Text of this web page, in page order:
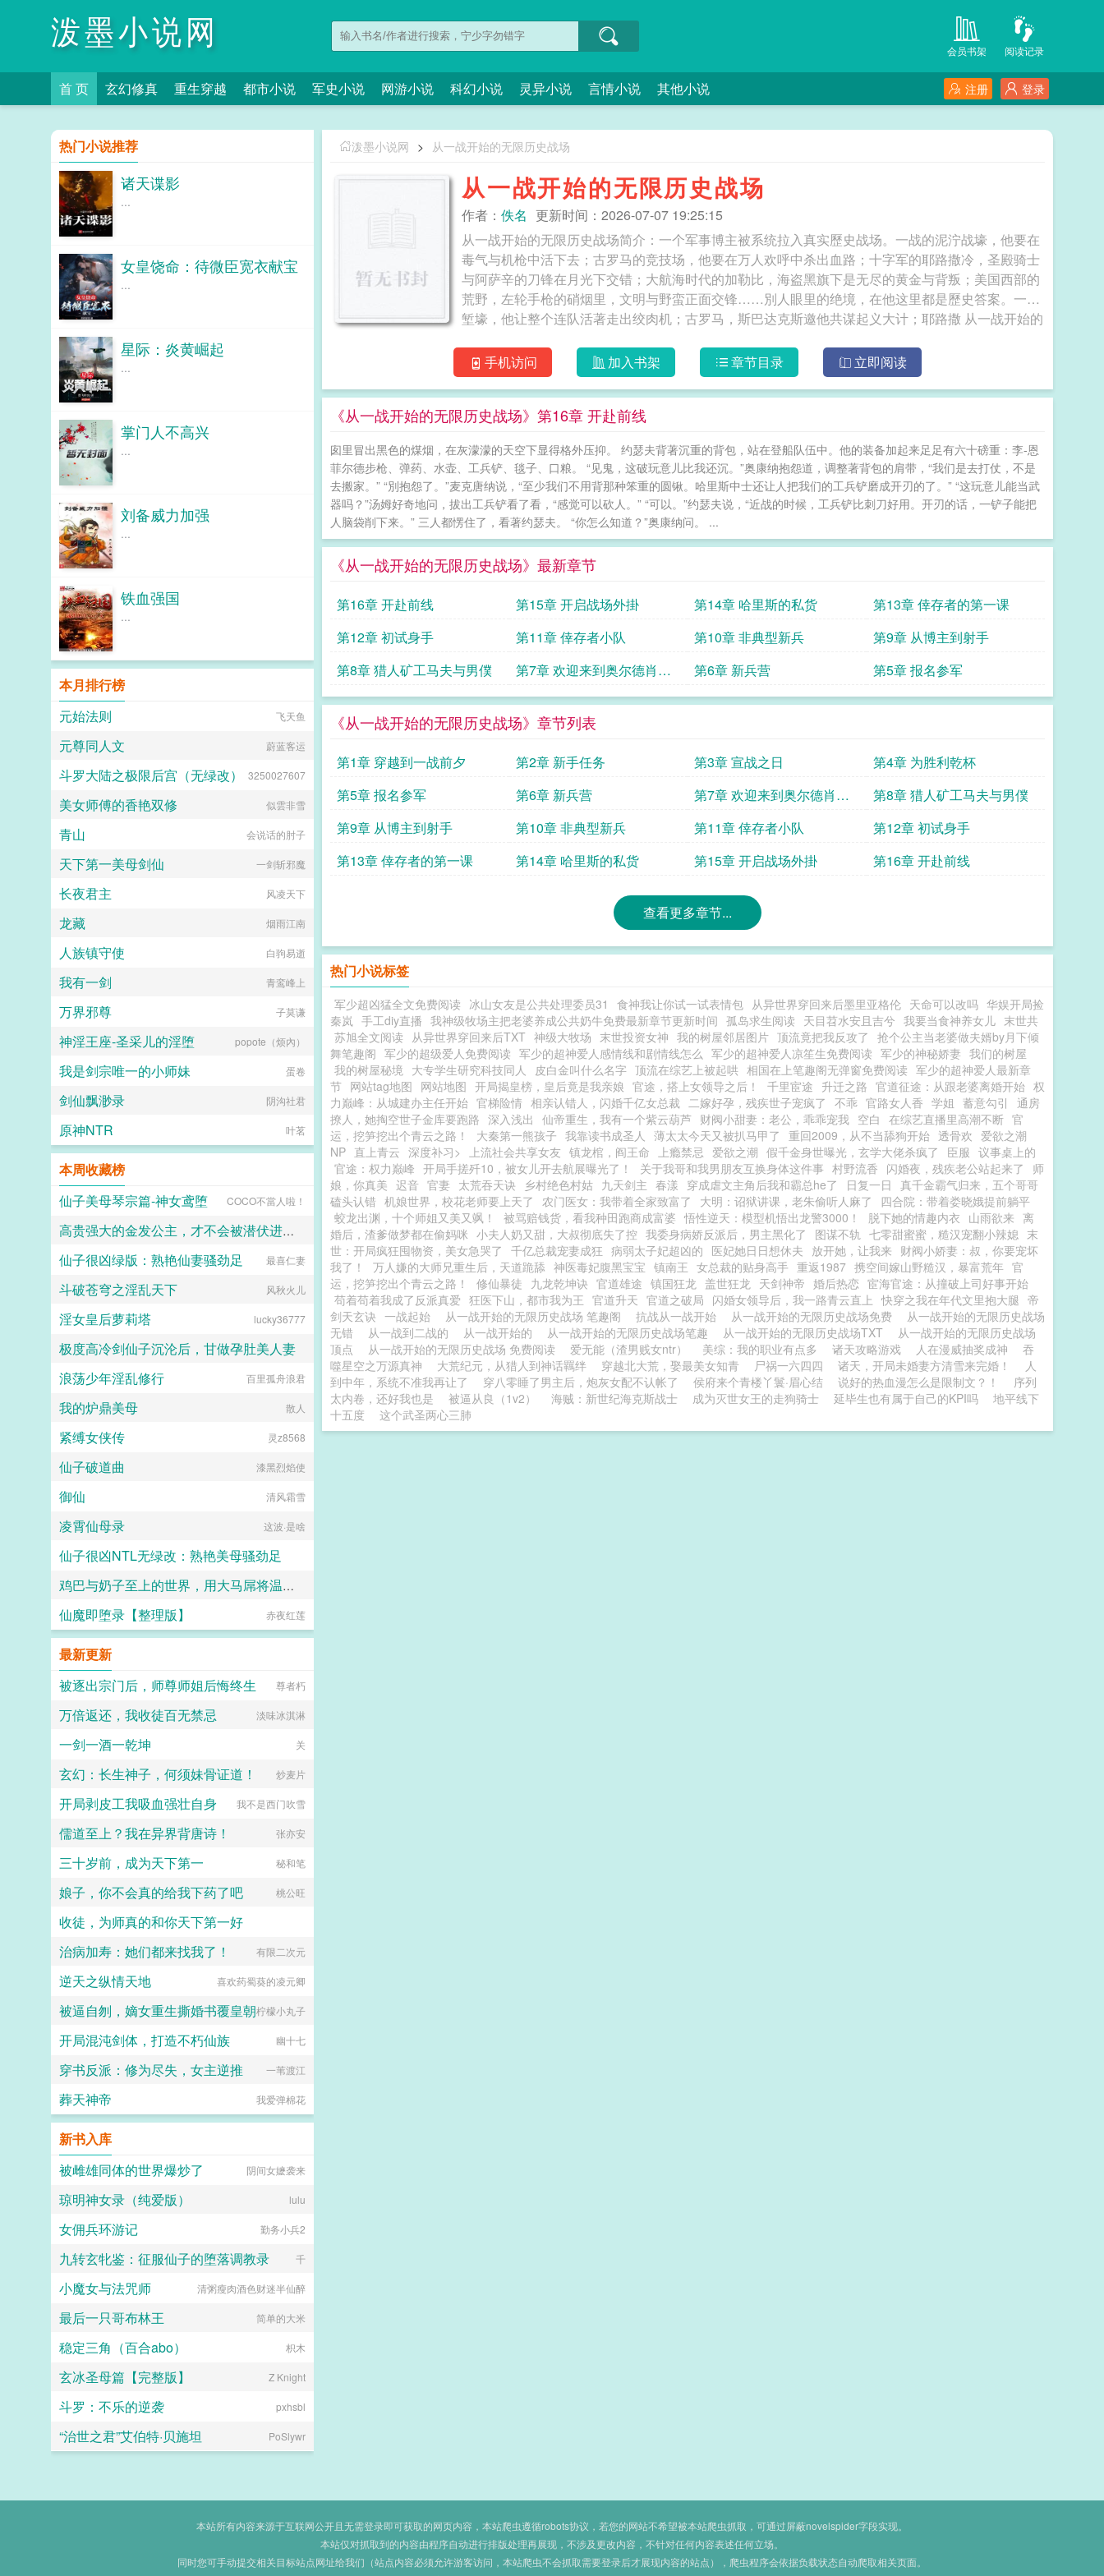
泼墨小说网 阅读记录
会员书架
首 页 玄幻修真 重生穿越 都市小说 军史小说 网游小说 科幻小说 灵异小说 言情小说 其他小说 登录
注册
泼墨小说网 > 从一战开始的无限历史战场
从一战开始的无限历史战场
作者： 佚名 更新时间：2026-07-07 19:25:15
从一战开始的无限历史战场简介：一个军事博主被系统拉入真实歷史战场。一战的泥泞战壕，他要在
毒气与机枪中活下去；古罗马的竞技场，他要在万人欢呼中杀出血路；十字军的耶路撒冷，圣殿骑士
与阿萨辛的刀锋在月光下交错；大航海时代的加勒比，海盗黑旗下是无尽的黄金与背叛；美国西部的
荒野，左轮手枪的硝烟里，文明与野蛮正面交锋……別人眼里的绝境，在他这里都是歷史答案。一战
堑壕，他让整个连队活著走出绞肉机；古罗马，斯巴达克斯邀他共谋起义大计；耶路撒 从一战开始的
手机访问
加入书架 章节目录 立即阅读
《从一战开始的无限历史战场》第16章 开赴前线
囱里冒出黑色的煤烟，在灰濛濛的天空下显得格外压抑。 约瑟夫背著沉重的背包，站在登船队伍中。他的装备加起来足足有六十磅重：李-恩
菲尔德步枪、弹药、水壶、工兵铲、毯子、口粮。 “见鬼，这破玩意儿比我还沉。”奥康纳抱怨道，调整著背包的肩带，“我们是去打仗，不是
去搬家。” “別抱怨了。”麦克唐纳说，“至少我们不用背那种笨重的圆锹。哈里斯中士还让人把我们的工兵铲磨成开刃的了。” “这玩意儿能当武
器吗？”汤姆好奇地问，拔出工兵铲看了看，“感觉可以砍人。” “可以。”约瑟夫说，“近战的时候，工兵铲比刺刀好用。开刃的话，一铲子能把
人脑袋削下来。” 三人都愣住了，看著约瑟夫。 “你怎么知道？”奥康纳问。 ...
《从一战开始的无限历史战场》最新章节
第16章 开赴前线 第15章 开启战场外掛 第14章 哈里斯的私货
第13章 倖存者的第一课
第12章 初试身手
第11章 倖存者小队 第10章 非典型新兵
第9章 从博主到射手
第8章 猎人矿工马夫与男僕
第7章 欢迎来到奥尔德肖特
蛆虫们
第6章 新兵营 第5章 报名参军
《从一战开始的无限历史战场》章节列表
第1章 穿越到一战前夕 第2章 新手任务 第3章 宣战之日
第4章 为胜利乾杯
第5章 报名参军
第6章 新兵营
第7章 欢迎来到奥尔德肖特
蛆虫们
第8章 猎人矿工马夫与男僕
第9章 从博主到射手
第10章 非典型新兵 第11章 倖存者小队
第12章 初试身手
第13章 倖存者的第一课
第14章 哈里斯的私货 第15章 开启战场外掛 第16章 开赴前线
查看更多章节...
热门小说标签
军少超凶猛全文免费阅读 冰山女友是公共处理委员31 食神我让你试一试表情包 从异世界穿回来后墨里亚格伦 天命可以改吗 华娱开局捡
秦岚 手工diy直播 我神级牧场主把老婆养成公共奶牛免费最新章节更新时间 孤岛求生阅读 天目苕水安且吉兮 我要当食神养女儿 末世共
苏旭全文阅读 从异世界穿回来后TXT 神级大牧场 末世投资女神 我的树屋邻居图片 顶流竟把我反攻了 抢个公主当老婆做夫婿by月下倾
舞笔趣阁 军少的超级爱人免费阅读 军少的超神爱人感情线和剧情线怎么 军少的超神爱人凉笙生免费阅读 军少的神秘娇妻 我们的树屋
我的树屋秘境 大专学生研究科技同人 皮白金叫什么名字 顶流在综艺上被起哄 相国在上笔趣阁无弹窗免费阅读 军少的超神爱人最新章
节 网站tag地图 网站地图 开局揭皇榜，皇后竟是我亲娘 官途，搭上女领导之后！ 千里宦途 升迁之路 官道征途：从跟老婆离婚开始 权
力巅峰：从城建办主任开始 官梯险情 相亲认错人，闪婚千亿女总裁 二嫁好孕，残疾世子宠疯了 不乖 官路女人香 学姐 蓄意勾引
通房
撩人，她掏空世子金库要跑路 深入浅出 仙帝重生，我有一个紫云葫芦 财阀小甜妻：老公，乖乖宠我 空白 在综艺直播里高潮不断 官
运，挖笋挖出个青云之路！
大秦第一熊孩子 我靠读书成圣人 薄太太今天又被扒马甲了 重回2009，从不当舔狗开始 透骨欢 爱欲之潮
NP 直上青云 深度补习> 上流社会共享女友 镇龙棺，阎王命 上瘾禁忌 爱欲之潮 假千金身世曝光，玄学大佬杀疯了 臣服 议事桌上的
官途：权力巅峰 开局手搓歼10，被女儿开去航展曝光了！ 关于我哥和我男朋友互换身体这件事 村野流香 闪婚夜，残疾老公站起来了
师
娘，你真美 迟音 官妻 太荒吞天诀 乡村绝色村姑 九天剑主 春漾 穿成虐文主角后我和霸总he了 日复一日 真千金霸气归来，五个哥哥
磕头认错 机娘世界，校花老师要上天了 农门医女：我带着全家致富了 大明：诏狱讲课，老朱偷听人麻了
四合院：带着娄晓娥提前躺平
蛟龙出渊，十个师姐又美又飒！
被骂赔钱货，看我种田跑商成富婆 悟性逆天：模型机悟出龙警3000！ 脱下她的情趣内衣 山雨欲来 离
婚后，渣爹做梦都在偷妈咪 小夫人奶又甜，大叔彻底失了控 我委身病娇反派后，男主黑化了 图谋不轨 七零甜蜜蜜，糙汉宠翻小辣媳 末
世：开局疯狂囤物资，美女急哭了 千亿总裁宠妻成狂 病弱太子妃超凶的 医妃她日日想休夫 放开她，让我来 财阀小娇妻：叔，你要宠坏
我了！
万人嫌的大师兄重生后，天道跪舔 神医毒妃腹黑宝宝 镇南王 女总裁的贴身高手 重返1987 携空间嫁山野糙汉，暴富荒年 官
运，挖笋挖出个青云之路！
修仙暴徒 九龙乾坤诀 官道雄途 镇国狂龙 盖世狂龙 天剑神帝 婚后热恋 宦海官途：从撞破上司好事开始
苟着苟着我成了反派真爱 狂医下山，都市我为王 官道升天 官道之破局 闪婚女领导后，我一路青云直上 快穿之我在年代文里抱大腿 帝
剑天玄诀 一战起始 从一战开始的无限历史战场 笔趣阁 抗战从一战开始 从一战开始的无限历史战场免费
从一战开始的无限历史战场
无错
从一战到二战的 从一战开始的 从一战开始的无限历史战场笔趣 从一战开始的无限历史战场TXT
从一战开始的无限历史战场
顶点
从一战开始的无限历史战场 免费阅读 爱无能（渣男贱女ntr） 美综：我的职业有点多 诸天攻略游戏 人在漫威抽奖成神
吞
噬星空之万源真神
大荒纪元，从猎人到神话羈绊 穿越北大荒，娶最美女知青 尸祸一六四四 诸天，开局未婚妻方清雪来完婚！
人
到中年，系统不准我再让了
穿八零睡了男主后，炮灰女配不认帐了 侯府来个青楼丫鬟·眉心结 说好的热血漫怎么是限制文？！
序列
太内卷，还好我也是
被逼从良（1v2） 海贼：新世纪海克斯战士 成为灭世女王的走狗骑士 延毕生也有属于自己的KPI吗
地平线下
十五度
这个武圣两心三肺
热门小说推荐
诸天谍影
...
女皇饶命：待微臣宽衣献宝
...
星际：炎黄崛起
...
掌门人不高兴
...
刘备威力加强
...
铁血强国
...
本月排行榜
元始法则
飞天鱼
元尊同人文 蔚蓝客运
斗罗大陆之极限后宫（无绿改） 3250027607
美女师傅的香艳双修 似雲非雪
青山 会说话的肘子
天下第一美母剑仙 一剑斩邪魔
长夜君主 风凌天下
龙藏 烟雨江南
人族镇守使 白驹易逝
我有一剑 青鸾峰上
万界邪尊 子莫谦
神淫王座-圣采儿的淫堕 popote（烦內）
我是剑宗唯一的小师妹 蛋卷
剑仙飘渺录 阴沟社君
原神NTR 叶茗
本周收藏榜
仙子美母琴宗篇-神女鸢堕
COCO不當人啦！
高贵强大的金发公主，才不会被潜伏进来的区区邪教徒，催眠调教后堕落成人格排泄雌媚牝妻呢！
风羽飘零
仙子很凶绿版：熟艳仙妻骚劲足 最喜仁妻
斗破苍穹之淫乱天下 风秋火儿
淫女皇后萝莉塔 lucky36777
极度高冷剑仙子沉沦后，甘做孕肚美人妻
于穹之下
浪荡少年淫乱修行 百里孤舟浪君
我的炉鼎美母 散人
紧缚女侠传 灵z8568
仙子破道曲 漆黑烈焰使
御仙 清风霜雪
凌霄仙母录 这波·是啥
仙子很凶NTL无绿改：熟艳美母骚劲足
羽溺田
鸡巴与奶子至上的世界，用大马屌将温柔妈妈、娇羞妹妹、高冷女神等绝色美女征服吧
热爱生活的小冬
仙魔即堕录【整理版】 赤夜红莲
最新更新
被逐出宗门后，师尊师姐后悔终生
尊者朽
万倍返还，我收徒百无禁忌 淡味冰淇淋
一剑一酒一乾坤 关
玄幻：长生神子，何须妹骨证道！ 炒麦片
开局剥皮工我吸血强壮自身 我不是西门吹雪
儒道至上？我在异界背唐诗！ 张亦安
三十岁前，成为天下第一 秘和笔
娘子，你不会真的给我下药了吧 桃公旺
收徒，为师真的和你天下第一好
长涂山的黄金兽
治病加寿：她们都来找我了！ 有限二次元
逆天之纵情天地 喜欢药蜀葵的凌元卿
被逼自刎，嫡女重生撕婚书覆皇朝柠檬小丸子
开局混沌剑体，打造不朽仙族 幽十七
穿书反派：修为尽失，女主逆推 一苇渡江
葬天神帝 我爱弹棉花
新书入库
被雌雄同体的世界爆炒了
阴间女嬷袭来
琼明神女录（纯爱版） lulu
女佣兵环游记 勤务小兵2
九转玄牝鉴：征服仙子的堕落调教录 千
小魔女与法咒师 清粥瘦肉酒色财迷半仙醉
最后一只哥布林王 简单的大米
稳定三角（百合abo） 枳木
玄冰圣母篇【完整版】 Z Knight
斗罗：不乐的逆袭 pxhsbl
“治世之君”艾伯特·贝施坦 PoSlywr
本站所有内容来源于互联网公开且无需登录即可获取的网页内容，本站爬虫遵循robots协议，若您的网站不希望被本站爬虫抓取，可通过屏蔽novelspider字段实现。
本站仅对抓取到的内容由程序自动进行排版处理再展现，不涉及更改内容，不针对任何内容表述任何立场。
同时您可手动提交相关目标站点网址给我们（站点内容必须允许游客访问，本站爬虫不会抓取需要登录后才展现内容的站点），爬虫程序会依据负载状态自动爬取相关页面。